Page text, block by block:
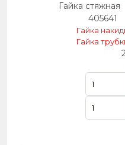
Гайка стяжная
405641
Гайка
Гайка